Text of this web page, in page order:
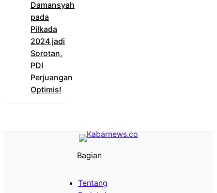
Damansyah
pada
Pilkada
2024 jadi
Sorotan,
PDI
Perjuangan
Optimis!
Bagian
Tentang